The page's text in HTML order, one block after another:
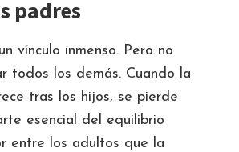
padres
vínculo inmenso. Pero no
todos los demás. Cuando la
tras los hijos, se pierde
esencial del equilibrio
entre los adultos que la